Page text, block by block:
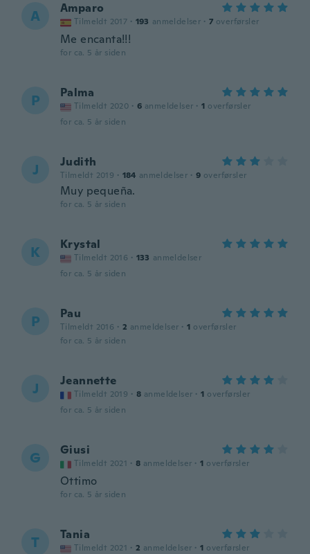
A Amparo
Tilmeldt 2017 · 193 anmeldelser · 7 overførsler
Me encanta!!!
for ca. 5 år siden
P Palma
Tilmeldt 2020 · 6 anmeldelser · 1 overførsler
for ca. 5 år siden
J Judith
Tilmeldt 2019 · 184 anmeldelser · 9 overførsler
Muy pequeña.
for ca. 5 år siden
K Krystal
Tilmeldt 2016 · 133 anmeldelser
for ca. 5 år siden
P Pau
Tilmeldt 2016 · 2 anmeldelser · 1 overførsler
for ca. 5 år siden
J Jeannette
Tilmeldt 2019 · 8 anmeldelser · 1 overførsler
for ca. 5 år siden
G Giusi
Tilmeldt 2021 · 8 anmeldelser · 1 overførsler
Ottimo
for ca. 5 år siden
T Tania
Tilmeldt 2021 · 2 anmeldelser · 1 overførsler